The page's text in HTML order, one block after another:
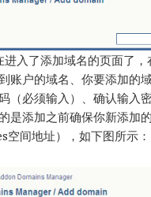
入了添加域名的页面了，
账户的域名、你要添加的
（必须输入）、确认输入
是添加之前确保你新添加
间地址），如下图所示：